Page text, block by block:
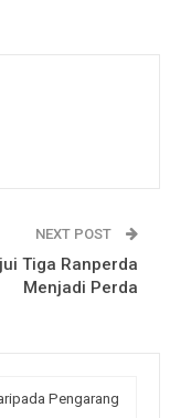
NEXT POST
Tiga Ranperda
Menjadi Perda
Pengarang